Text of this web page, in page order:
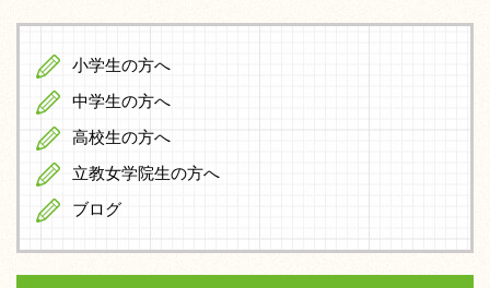
小学生の方へ
中学生の方へ
高校生の方へ
立教女学院生の方へ
ブログ